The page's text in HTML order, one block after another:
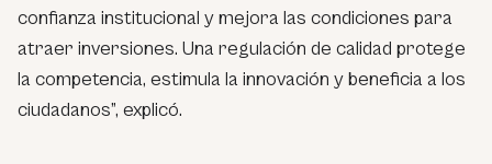
confianza institucional y mejora las condiciones para
atraer inversiones. Una regulación de calidad protege
la competencia, estimula la innovación y beneficia a los
ciudadanos”, explicó.